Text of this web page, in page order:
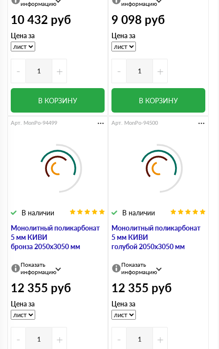
информацию
10 432 руб
Цена за
- +
В КОРЗИНУ
информацию
9 098 руб
Цена за
- +
В КОРЗИНУ
Монолитный поликарбонат
5 мм КИВИ
бронза 2050х3050 мм
В наличии
Арт. MonPo-94499
Показать
информацию
12 355 руб
Цена за
- +
Монолитный поликарбонат
5 мм КИВИ
голубой 2050х3050 мм
В наличии
Арт. MonPo-94500
Показать
информацию
12 355 руб
Цена за
- +